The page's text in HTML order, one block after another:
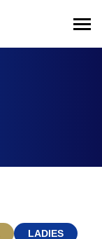
LADIES